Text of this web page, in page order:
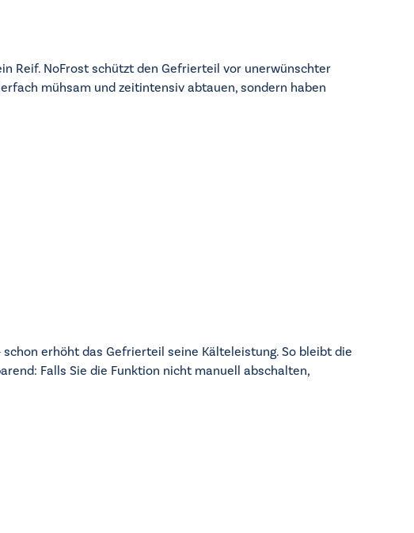
Reif. NoFrost schützt den Gefrierteil vor unerwünschter
mühsam und zeitintensiv abtauen, sondern haben
erhöht das Gefrierteil seine Kälteleistung. So bleibt die
Falls Sie die Funktion nicht manuell abschalten,